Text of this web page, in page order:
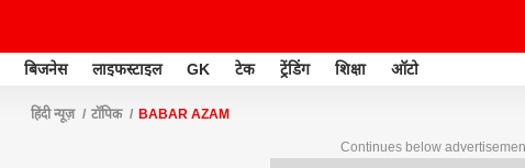
बिजनेस लाइफस्टाइल GK टेक ट्रेंडिंग शिक्षा ऑटो
हिंदी न्यूज़ टॉपिक BABAR AZAM
Continues below